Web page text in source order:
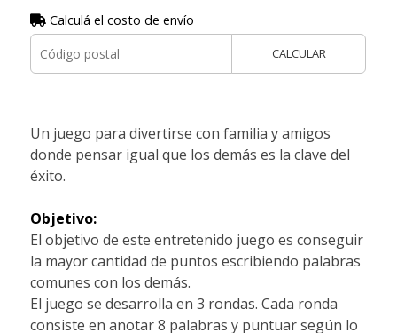
Calculá el costo de envío
CALCULAR
Un juego para divertirse con familia y amigos
donde pensar igual que los demás es la clave del
éxito.
Objetivo:
El objetivo de este entretenido juego es conseguir
la mayor cantidad de puntos escribiendo palabras
comunes con los demás.
El juego se desarrolla en 3 rondas. Cada ronda
consiste en anotar 8 palabras y puntuar según lo